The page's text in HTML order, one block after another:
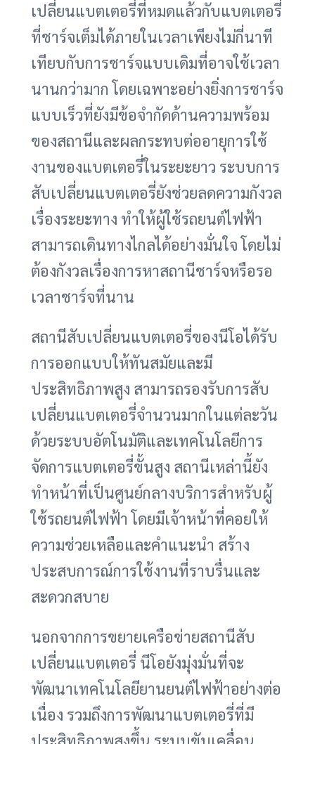
เปลี่ยนแบตเตอรี่ที่หมดแล้วกับแบตเตอรี่
ที่ชาร์จเต็มได้ภายในเวลาเพียงไม่กี่นาที
เทียบกับการชาร์จแบบเดิมที่อาจใช้เวลา
นานกว่ามาก โดยเฉพาะอย่างยิ่งการชาร์จ
แบบเร็วที่ยังมีข้อจำกัดด้านความพร้อม
ของสถานีและผลกระทบต่ออายุการใช้
งานของแบตเตอรี่ในระยะยาว ระบบการ
สับเปลี่ยนแบตเตอรี่ยังช่วยลดความกังวล
เรื่องระยะทาง ทำให้ผู้ใช้รถยนต์ไฟฟ้า
สามารถเดินทางไกลได้อย่างมั่นใจ โดยไม่
ต้องกังวลเรื่องการหาสถานีชาร์จหรือรอ
เวลาชาร์จที่นาน
สถานีสับเปลี่ยนแบตเตอรี่ของนีโอได้รับ
การออกแบบให้ทันสมัยและมี
ประสิทธิภาพสูง สามารถรองรับการสับ
เปลี่ยนแบตเตอรี่จำนวนมากในแต่ละวัน
ด้วยระบบอัตโนมัติและเทคโนโลยีการ
จัดการแบตเตอรี่ขั้นสูง สถานีเหล่านี้ยัง
ทำหน้าที่เป็นศูนย์กลางบริการสำหรับผู้
ใช้รถยนต์ไฟฟ้า โดยมีเจ้าหน้าที่คอยให้
ความช่วยเหลือและคำแนะนำ สร้าง
ประสบการณ์การใช้งานที่ราบรื่นและ
สะดวกสบาย
นอกจากการขยายเครือข่ายสถานีสับ
เปลี่ยนแบตเตอรี่ นีโอยังมุ่งมั่นที่จะ
พัฒนาเทคโนโลยียานยนต์ไฟฟ้าอย่างต่อ
เนื่อง รวมถึงการพัฒนาแบตเตอรี่ที่มี
ประสิทธิภาพสูงขึ้น ระบบขับเคลื่อน